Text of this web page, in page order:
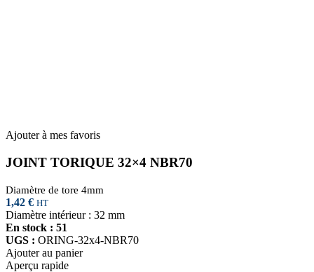
Ajouter à mes favoris
JOINT TORIQUE 32×4 NBR70
Diamètre de tore 4mm
1,42 € HT
Diamètre intérieur : 32 mm
En stock : 51
UGS : ORING-32x4-NBR70
Ajouter au panier
Aperçu rapide